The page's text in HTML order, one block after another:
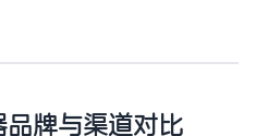
牌与渠道对比